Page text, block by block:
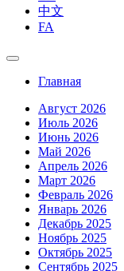
中文
FA
Главная
Август 2026
Июль 2026
Июнь 2026
Май 2026
Апрель 2026
Март 2026
Февраль 2026
Январь 2026
Декабрь 2025
Ноябрь 2025
Октябрь 2025
Сентябрь 2025